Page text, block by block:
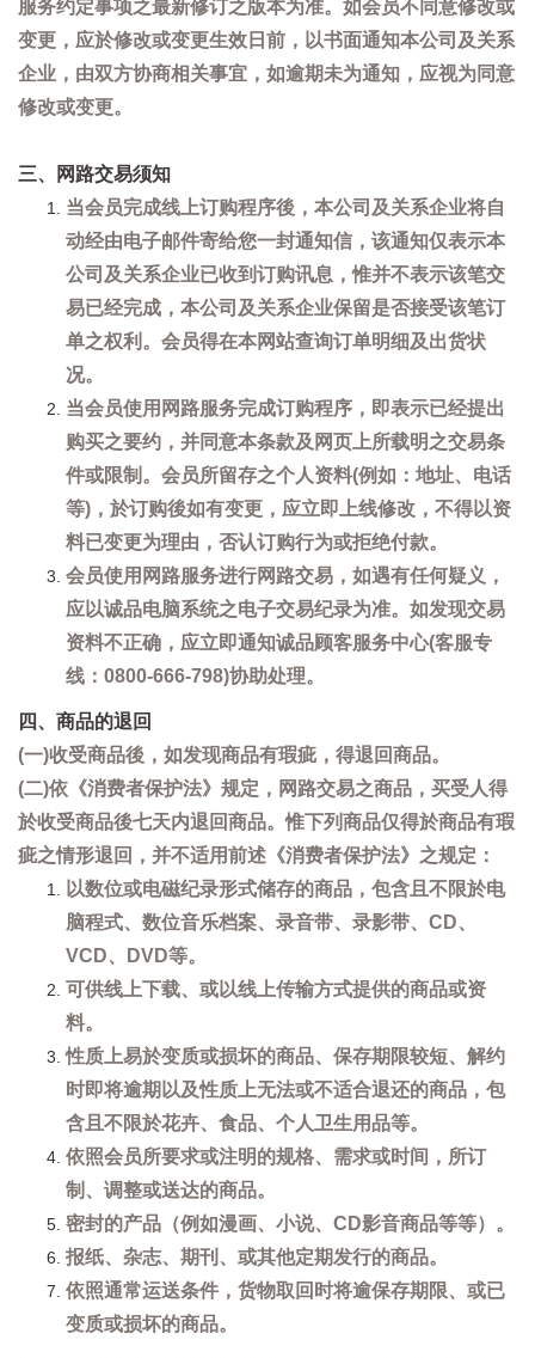
服务约定事项之最新修订之版本为准。如会员不同意修改或
变更，应於修改或变更生效日前，以书面通知本公司及关系
企业，由双方协商相关事宜，如逾期未为通知，应视为同意
修改或变更。
三、网路交易须知
当会员完成线上订购程序後，本公司及关系企业将自
动经由电子邮件寄给您一封通知信，该通知仅表示本
公司及关系企业已收到订购讯息，惟并不表示该笔交
易已经完成，本公司及关系企业保留是否接受该笔订
单之权利。会员得在本网站查询订单明细及出货状
况。
当会员使用网路服务完成订购程序，即表示已经提出
购买之要约，并同意本条款及网页上所载明之交易条
件或限制。会员所留存之个人资料(例如：地址、电话
等)，於订购後如有变更，应立即上线修改，不得以资
料已变更为理由，否认订购行为或拒绝付款。
会员使用网路服务进行网路交易，如遇有任何疑义，
应以诚品电脑系统之电子交易纪录为准。如发现交易
资料不正确，应立即通知诚品顾客服务中心(客服专
线：0800-666-798)协助处理。
四、商品的退回
(一)收受商品後，如发现商品有瑕疵，得退回商品。
(二)依《消费者保护法》规定，网路交易之商品，买受人得
於收受商品後七天内退回商品。惟下列商品仅得於商品有瑕
疵之情形退回，并不适用前述《消费者保护法》之规定：
以数位或电磁纪录形式储存的商品，包含且不限於电
脑程式、数位音乐档案、录音带、录影带、CD、
VCD、DVD等。
可供线上下载、或以线上传输方式提供的商品或资
料。
性质上易於变质或损坏的商品、保存期限较短、解约
时即将逾期以及性质上无法或不适合退还的商品，包
含且不限於花卉、食品、个人卫生用品等。
依照会员所要求或注明的规格、需求或时间，所订
制、调整或送达的商品。
密封的产品（例如漫画、小说、CD影音商品等等）。
报纸、杂志、期刊、或其他定期发行的商品。
依照通常运送条件，货物取回时将逾保存期限、或已
变质或损坏的商品。